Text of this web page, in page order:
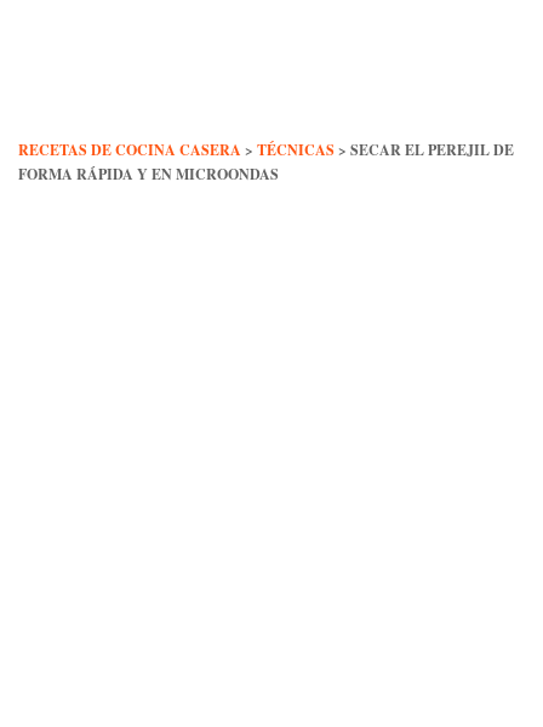
RECETAS DE COCINA CASERA > TÉCNICAS > SECAR EL PEREJIL DE
FORMA RÁPIDA Y EN MICROONDAS